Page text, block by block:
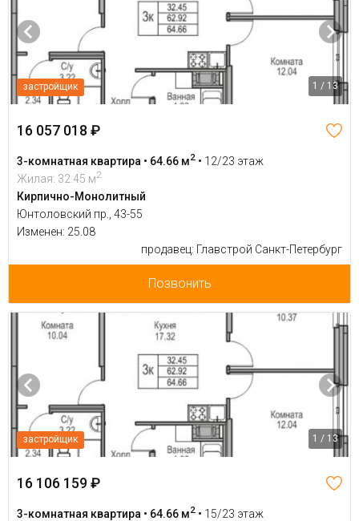
застройщик 1 / 13
16 057 018 ₽
3-комнатная квартира • 64.66 м2 • 12/23 этаж
Жилая: 32.45 м2
Кирпично-Монолитный
Юнтоловский пр., 43-55
Изменен: 25.08
продавец: Главстрой Санкт-Петербург
Позвонить
застройщик 1 / 13
16 106 159 ₽
3-комнатная квартира • 64.66 м2 • 15/23 этаж